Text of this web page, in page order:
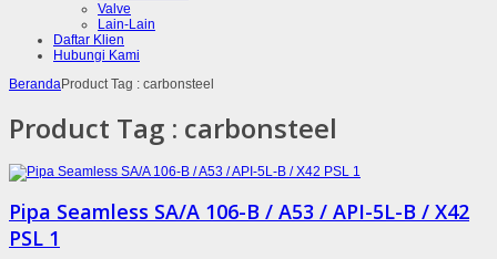
Valve
Lain-Lain
Daftar Klien
Hubungi Kami
BerandaProduct Tag : carbonsteel
Product Tag : carbonsteel
Pipa Seamless SA/A 106-B / A53 / API-5L-B / X42
PSL 1